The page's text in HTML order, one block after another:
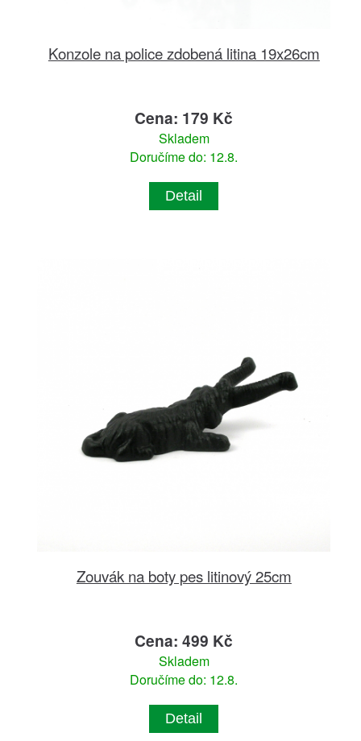
Konzole na police zdobená litina 19x26cm
Cena: 179 Kč
Skladem
Doručíme do: 12.8.
Detail
Zouvák na boty pes litinový 25cm
Cena: 499 Kč
Skladem
Doručíme do: 12.8.
Detail